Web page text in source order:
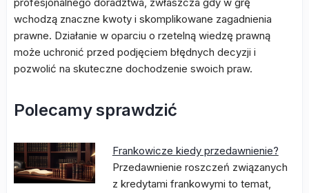
wchodzą znaczne kwoty i skomplikowane zagadnienia
prawne. Działanie w oparciu o rzetelną wiedzę prawną
może uchronić przed podjęciem błędnych decyzji i
pozwolić na skuteczne dochodzenie swoich praw.
Polecamy sprawdzić
Frankowicze kiedy przedawnienie?
Przedawnienie roszczeń związanych
z kredytami frankowymi to temat,